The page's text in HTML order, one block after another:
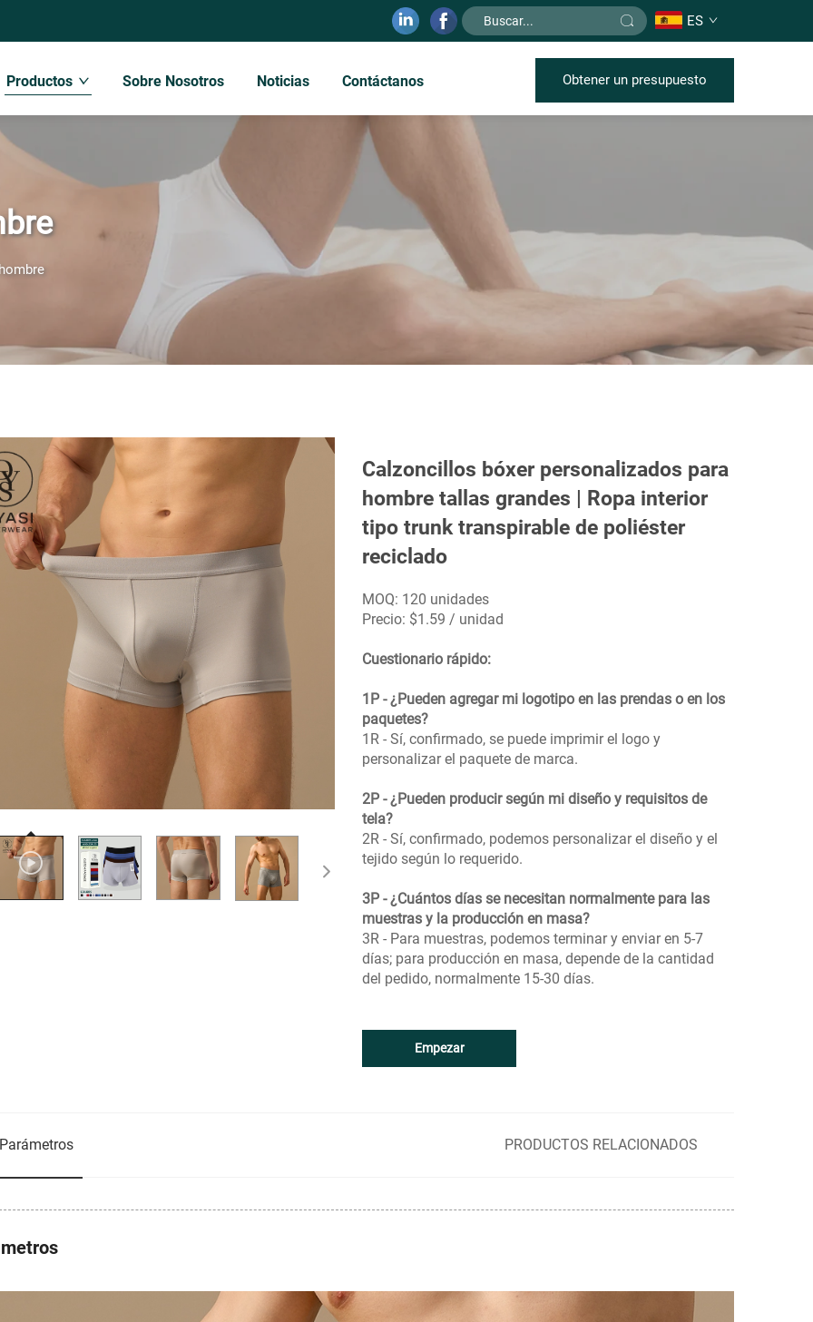
ES
Productos Sobre Nosotros Noticias Contáctanos Obtener un presupuesto
Calzoncillos bóxer personalizados para
hombre tallas grandes | Ropa interior
tipo trunk transpirable de poliéster
reciclado
MOQ: 120 unidades
Precio: $1.59 / unidad
Cuestionario rápido:
1P - ¿Pueden agregar mi logotipo en las prendas o en los
paquetes?
1R - Sí, confirmado, se puede imprimir el logo y
personalizar el paquete de marca.
2P - ¿Pueden producir según mi diseño y requisitos de
tela?
2R - Sí, confirmado, podemos personalizar el diseño y el
tejido según lo requerido.
3P - ¿Cuántos días se necesitan normalmente para las
muestras y la producción en masa?
3R - Para muestras, podemos terminar y enviar en 5-7
días; para producción en masa, depende de la cantidad
del pedido, normalmente 15-30 días.
Empezar
Parámetros PRODUCTOS RELACIONADOS